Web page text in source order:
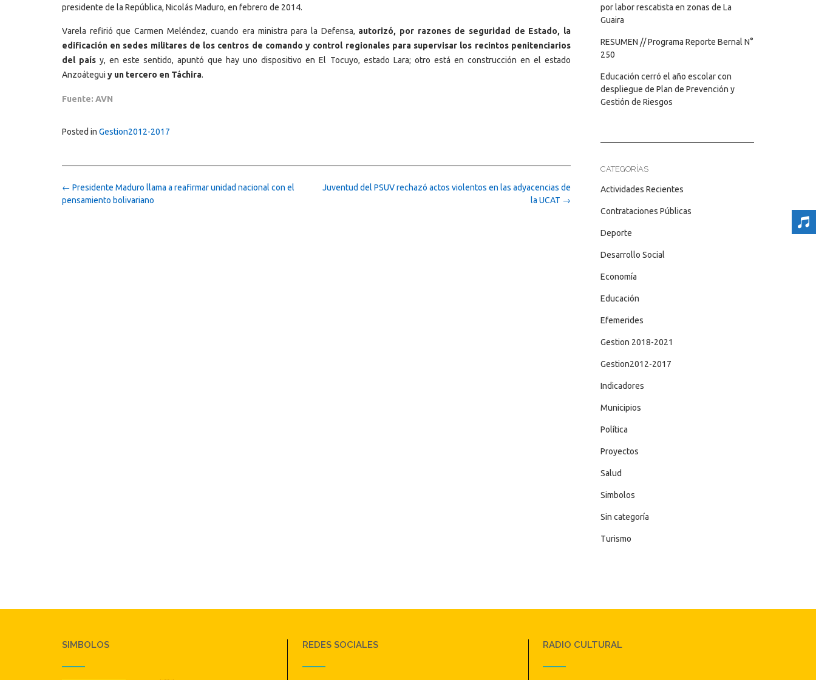
presidente de la República, Nicolás Maduro, en febrero de 2014.
Varela refirió que Carmen Meléndez, cuando era ministra para la Defensa, autorizó, por razones de seguridad de Estado, la
edificación en sedes militares de los centros de comando y control regionales para supervisar los recintos penitenciarios
del país y, en este sentido, apuntó que hay uno dispositivo en El Tocuyo, estado Lara; otro está en construcción en el estado
Anzoátegui y un tercero en Táchira.
Fuente: AVN
Posted in Gestion2012-2017
Post
navigation
Juventud del PSUV rechazó actos violentos en las adyacencias de
la UCAT →
← Presidente Maduro llama a reafirmar unidad nacional con el
pensamiento bolivariano
por labor rescatista en zonas de La
Guaira
RESUMEN // Programa Reporte Bernal N°
250
Educación cerró el año escolar con
despliegue de Plan de Prevención y
Gestión de Riesgos
CATEGORÍAS
Actividades Recientes
Contrataciones Públicas
Deporte
Desarrollo Social
Economía
Educación
Efemerides
Gestion 2018-2021
Gestion2012-2017
Indicadores
Municipios
Política
Proyectos
Salud
Simbolos
Sin categoría
Turismo
SIMBOLOS REDES SOCIALES RADIO CULTURAL